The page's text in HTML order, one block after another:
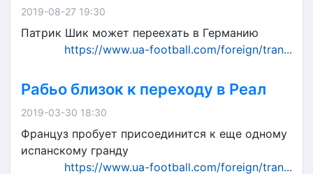
2019-08-27 19:30
Патрик Шик может переехать в Германию
https://www.ua-football.com/foreign/tran...
Рабьо близок к переходу в Реал
2019-03-30 18:30
Француз пробует присоединится к еще одному
испанскому гранду
https://www.ua-football.com/foreign/tran...